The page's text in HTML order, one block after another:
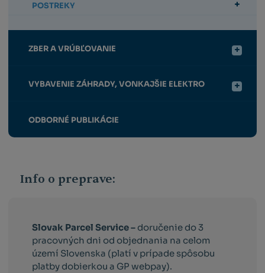
POSTREKY
ZBER A VRÚBĽOVANIE
VYBAVENIE ZÁHRADY, VONKAJŠIE ELEKTRO
ODBORNÉ PUBLIKÁCIE
Info o preprave:
Slovak Parcel Service – doručenie do 3
pracovných dni od objednania na celom
území Slovenska (platí v prípade spôsobu
platby dobierkou a GP webpay).